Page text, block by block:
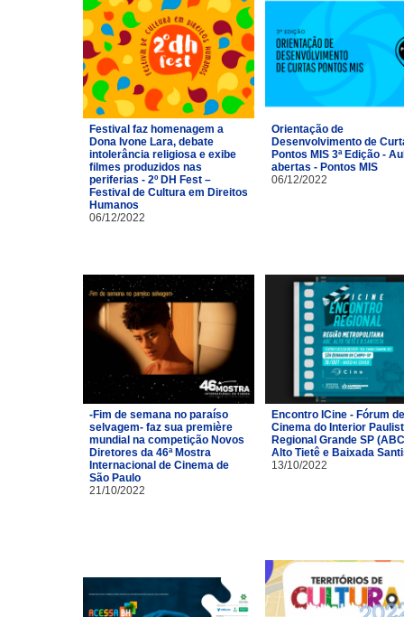
Festival faz homenagem a
Dona Ivone Lara, debate
intolerância religiosa e exibe
filmes produzidos nas
periferias - 2º DH Fest –
Festival de Cultura em Direitos
Humanos
06/12/2022
Orientação de
Desenvolvimento de
Pontos MIS 3ª Edição -
abertas - Pontos MIS
06/12/2022
-Fim de semana no paraíso
selvagem- faz sua première
mundial na competição Novos
Diretores da 46ª Mostra
Internacional de Cinema de
São Paulo
21/10/2022
Encontro ICine - Fórum de
Cinema do Interior
Regional Grande SP
Alto Tietê e Baixada
13/10/2022